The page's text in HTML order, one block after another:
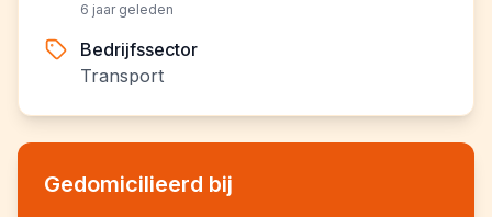
6 jaar geleden
Bedrijfssector
Transport
Gedomicilieerd bij